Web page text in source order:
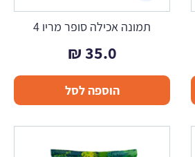
תמונה אכילה סופר מריו 4
35.0
₪
הוספה לסל